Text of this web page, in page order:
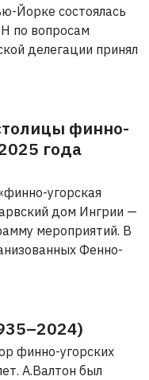
Йорке состоялась
по вопросам
делегации принял
финно-
года
угорская
дом Ингрии —
мероприятий. В
Фенно-
финно-угорских
А.Валтон был